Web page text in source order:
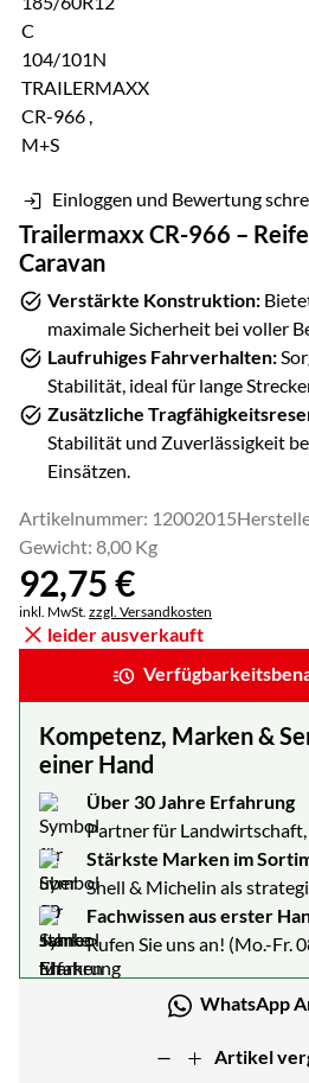
Einloggen und Bewertung
Trailermaxx CR-966 –
Caravan
Verstärkte Konstruktion:
maximale Sicherheit bei voller
Laufruhiges Fahrverhalten:
Stabilität, ideal für lange
Zusätzliche
Stabilität und Zuverlässigkeit
Einsätzen.
Artikelnummer: 12002015
Gewicht: 8,00 Kg
92,75€
Steuerhinweis:
inkl. MwSt. zzgl. Versandkosten
leider ausverkauft
Kompetenz, Marken &
einer Hand
Über 30 Jahre Erfahrung
Partner für
Stärkste Marken im
Shell & Michelin als
Fachwissen aus erster
Rufen Sie uns an! (Mo.-Fr.
WhatsApp
Artikel